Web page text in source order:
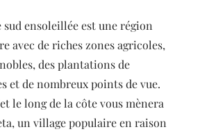
sud ensoleillée est une région
avec de riches zones agricoles,
des plantations de
et de nombreux points de vue.
le long de la côte vous mènera
un village populaire en raison